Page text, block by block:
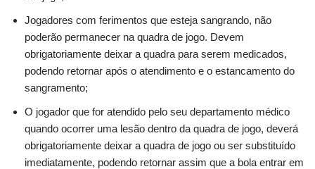
Jogadores com ferimentos que esteja sangrando, não
poderão permanecer na quadra de jogo. Devem
obrigatoriamente deixar a quadra para serem medicados,
podendo retornar após o atendimento e o estancamento do
sangramento;
O jogador que for atendido pelo seu departamento médico
quando ocorrer uma lesão dentro da quadra de jogo, deverá
obrigatoriamente deixar a quadra de jogo ou ser substituído
imediatamente, podendo retornar assim que a bola entrar em